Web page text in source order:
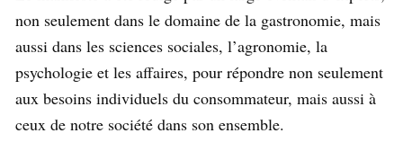
non seulement dans le domaine de la gastronomie, mais
aussi dans les sciences sociales, l’agronomie, la
psychologie et les affaires, pour répondre non seulement
aux besoins individuels du consommateur, mais aussi à
ceux de notre société dans son ensemble.